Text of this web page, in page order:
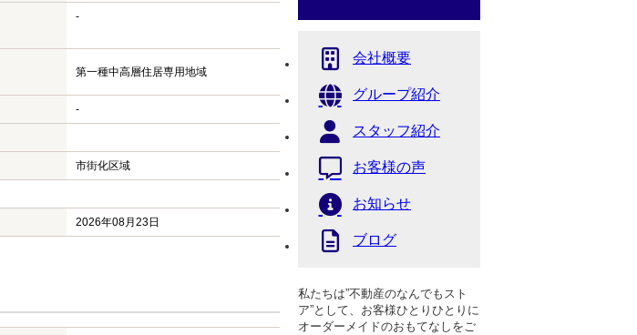
-
第一種中高層住居専用地域
-
市街化区域
2026年08月23日
会社概要
グループ紹介
スタッフ紹介
お客様の声
お知らせ
ブログ
私たちは”不動産のなんでもスト
ア”として、お客様ひとりひとりに
オーダーメイドのおもてなしをご